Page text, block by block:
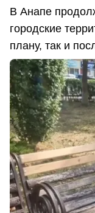
В Анапе
городские
плану, так и